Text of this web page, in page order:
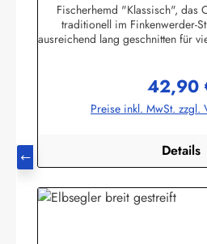
Fischerhemd "Klassisch", das
traditionell im Finkenwerder-
ausreichend lang geschnitten für
Die Größentabelle finden Sie
den Bildern Herren-Größen 42-
Größen 36-68)
Wittmundinfo@modas-
Regulärer
42,90
Preise inkl. MwSt. zzgl.
Details